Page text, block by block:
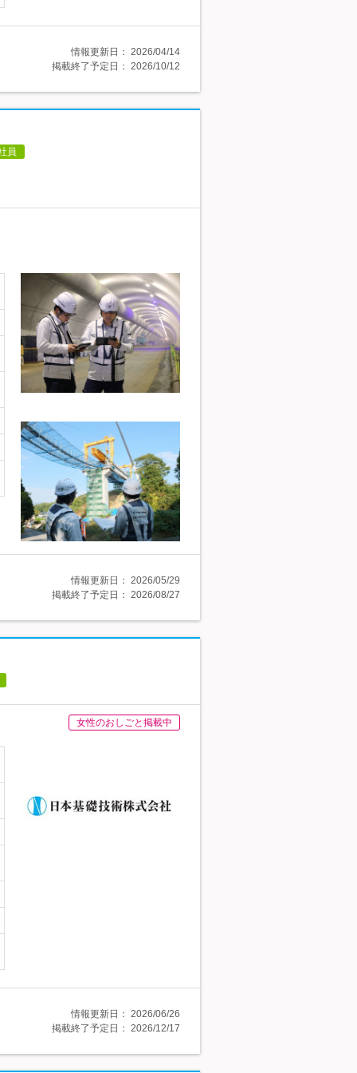
情報更新日： 2026/04/14
掲載終了予定日： 2026/10/12
員
情報更新日： 2026/05/29
掲載終了予定日： 2026/08/27
女性のおしごと掲載中
情報更新日： 2026/06/26
掲載終了予定日： 2026/12/17